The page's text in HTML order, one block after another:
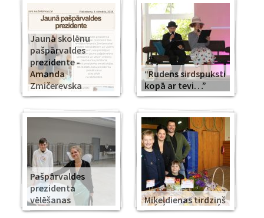
Jaunā skolēnu
pašpārvaldes
prezidente -
Amanda
Zmičerevska
“Rudens sirdspuksti
kopā ar tevi…”
Pašpārvaldes
prezidenta
vēlēšanas
Miķeļdienas tirdziņš